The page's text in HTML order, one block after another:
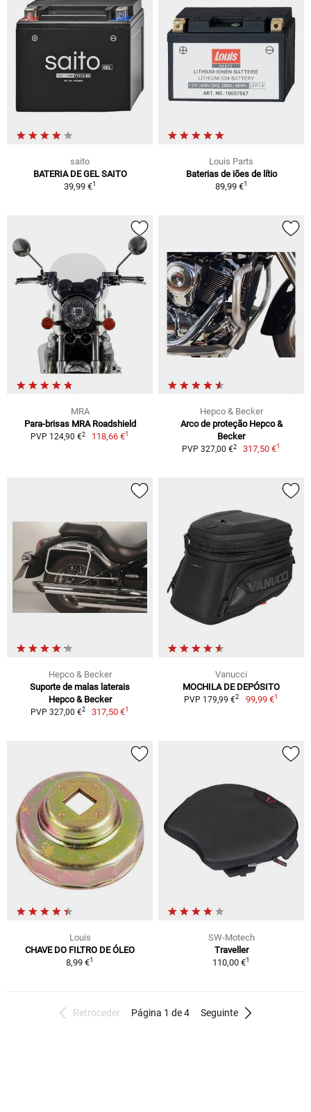
saito
BATERIA DE GEL SAITO
39,99 €1
Louis Parts
Baterias de iões de lítio
89,99 €1
MRA
Para-brisas MRA Roadshield
PVP 124,90 €2 118,66 €1
Hepco & Becker
Arco de proteção Hepco &
Becker
PVP 327,00 €2 317,50 €1
Hepco & Becker
Suporte de malas laterais
Hepco & Becker
PVP 327,00 €2 317,50 €1
Vanucci
MOCHILA DE DEPÓSITO
PVP 179,99 €2 99,99 €1
Louis
CHAVE DO FILTRO DE ÓLEO
8,99 €1
SW-Motech
Traveller
110,00 €1
Retroceder Página 1 de 4 Seguinte